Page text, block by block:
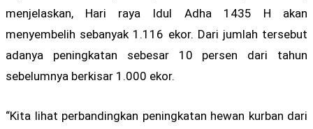
menjelaskan, Hari raya Idul Adha 1435 H akan
menyembelih sebanyak 1.116 ekor. Dari jumlah tersebut
adanya peningkatan sebesar 10 persen dari tahun
sebelumnya berkisar 1.000 ekor.
“Kita lihat perbandingkan peningkatan hewan kurban dari